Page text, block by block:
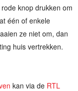
knop drukken om
één of enkele
ze niet om, dan
huis vertrekken.
kan via de RTL